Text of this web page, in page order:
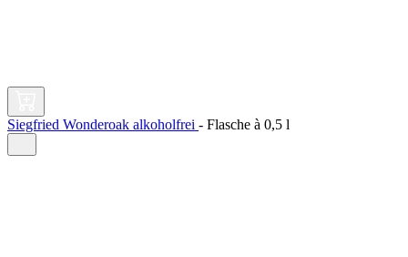
Siegfried Wonderoak alkoholfrei - Flasche à 0,5 l